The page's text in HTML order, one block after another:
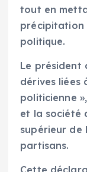
tout en
précipitation
politique.
Le président
dérives liées
politicienne
et la société
supérieur de
partisans.
Cette